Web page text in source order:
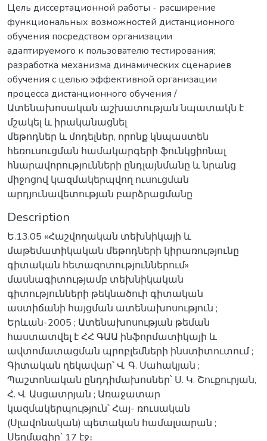
Цель диссертационной работы - расширение
функциональных возможностей дистанционного
обучения посредством организации
адаптируемого к пользователю тестирования;
разработка механизма динамических сценариев
обучения с целью эффективной организации
процесса дистанционного обучения /
Ատենախոսական աշխատության նպատակն է
մշակել և իրականացնել
մեթոդներ և մոդելներ, որոնք կնպաստեն
հեռուսուցման համակարգերի ֆունկցիոնալ
հնարավորությունների ընդլայնմանը և նրանց
միջոցով կազմակերպվող ուսուցման
արդյունավետության բարձրացմանը
Description
Ե.13.05 «Հաշվողական տեխնիկայի և
մաթեմատիկական մեթոդների կիրառությունը
գիտական հետազոտություններում»
մասնագիտությամբ տեխնիկական
գիտությունների թեկնածուի գիտական
աստիճանի հայցման ատենախոսություն ;
Երևան-2005 ; Ատենախոսության թեման
հաստատվել է ՀՀ ԳԱԱ ինֆորմատիկայի և
ավտոմատացման պրոբլեմների ինստիտուտում ;
Գիտական ղեկավար՝ Վ. Գ. Սահակյան ;
Պաշտոնական ընդդիմախոսներ՝ Ս. Կ. Շուքուրյան,
Հ. Վ. Ասցատրյան ; Առաջատար
կազմակերպություն՝ Հայ- ռուսական
(Սլավոնական) պետական համալսարան ;
Սեղմագիր՝ 17 էջ։